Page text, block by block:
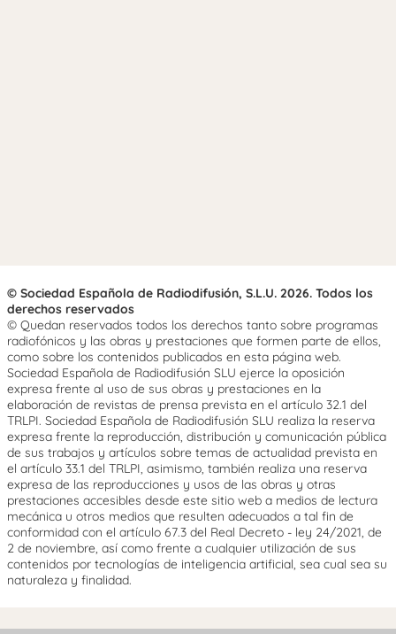
© Sociedad Española de Radiodifusión, S.L.U. 2026. Todos los
derechos reservados
© Quedan reservados todos los derechos tanto sobre programas
radiofónicos y las obras y prestaciones que formen parte de ellos,
como sobre los contenidos publicados en esta página web.
Sociedad Española de Radiodifusión SLU ejerce la oposición
expresa frente al uso de sus obras y prestaciones en la
elaboración de revistas de prensa prevista en el artículo 32.1 del
TRLPI. Sociedad Española de Radiodifusión SLU realiza la reserva
expresa frente la reproducción, distribución y comunicación pública
de sus trabajos y artículos sobre temas de actualidad prevista en
el artículo 33.1 del TRLPI, asimismo, también realiza una reserva
expresa de las reproducciones y usos de las obras y otras
prestaciones accesibles desde este sitio web a medios de lectura
mecánica u otros medios que resulten adecuados a tal fin de
conformidad con el artículo 67.3 del Real Decreto - ley 24/2021, de
2 de noviembre, así como frente a cualquier utilización de sus
contenidos por tecnologías de inteligencia artificial, sea cual sea su
naturaleza y finalidad.